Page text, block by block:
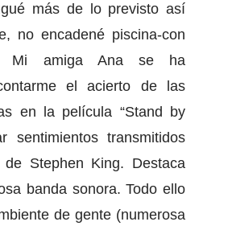
más de lo previsto así
no encadené piscina-con
Mi amiga Ana se ha
el acierto de las
en la película “Stand by
sentimientos transmitidos
de Stephen King. Destaca
banda sonora. Todo ello
de gente (numerosa